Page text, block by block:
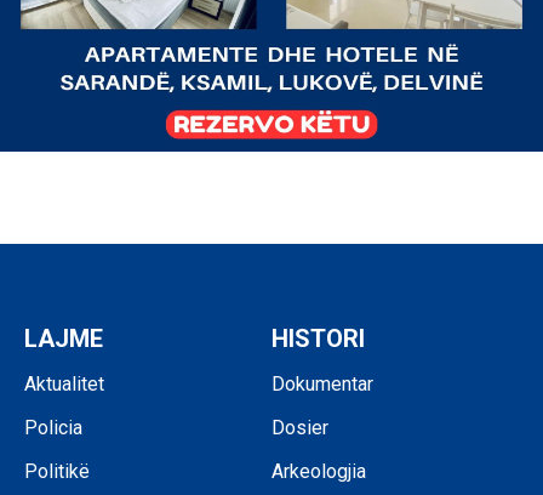
LAJME
Aktualitet
Policia
Politikë
HISTORI
Dokumentar
Dosier
Arkeologjia